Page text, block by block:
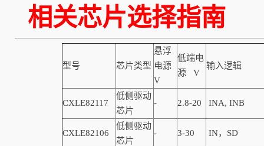
相关芯片选择指南
型号 芯片类型
悬浮
电源
V
低端电
源 V
输入逻辑
CXLE82117
低侧驱动
芯片
- 2.8-20 INA, INB
CXLE82106
低侧驱动
芯片
- 3-30 IN，SD